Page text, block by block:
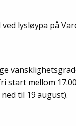
lysløypa på
start mellom
til 19 august).